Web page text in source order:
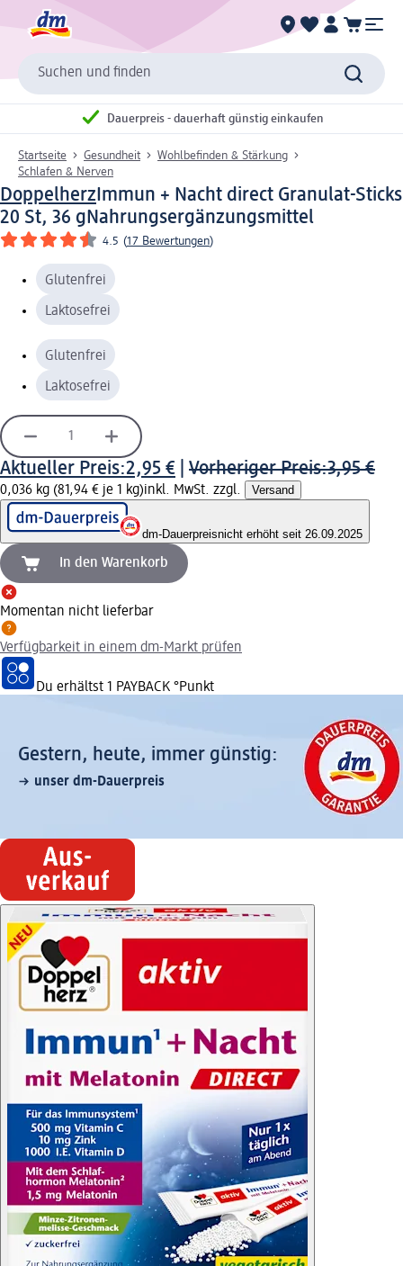
Suchen und finden
Dauerpreis - dauerhaft günstig einkaufen
Startseite Gesundheit
Wohlbefinden & Stärkung
Schlafen & Nerven
Doppelherz Immun + Nacht direct Granulat-Sticks
20 St, 36 gNahrungsergänzungsmittel
4.5 (17 Bewertungen)
Glutenfrei
Laktosefrei
Glutenfrei
Laktosefrei
Aktueller Preis:2,95 € Vorheriger Preis:3,95 €
0,036 kg (81,94 € je 1 kg)inkl. MwSt. zzgl. Versand
dm-Dauerpreisnicht erhöht seit 26.09.2025
In den Warenkorb
Momentan nicht lieferbar
Verfügbarkeit in einem dm-Markt prüfen
Du erhältst 1 PAYBACK °Punkt
Gestern, heute, immer günstig:
unser dm-Dauerpreis